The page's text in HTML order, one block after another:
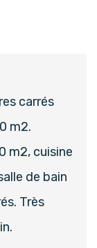
carrés
m2.
m2, cuisine
de bain
Très